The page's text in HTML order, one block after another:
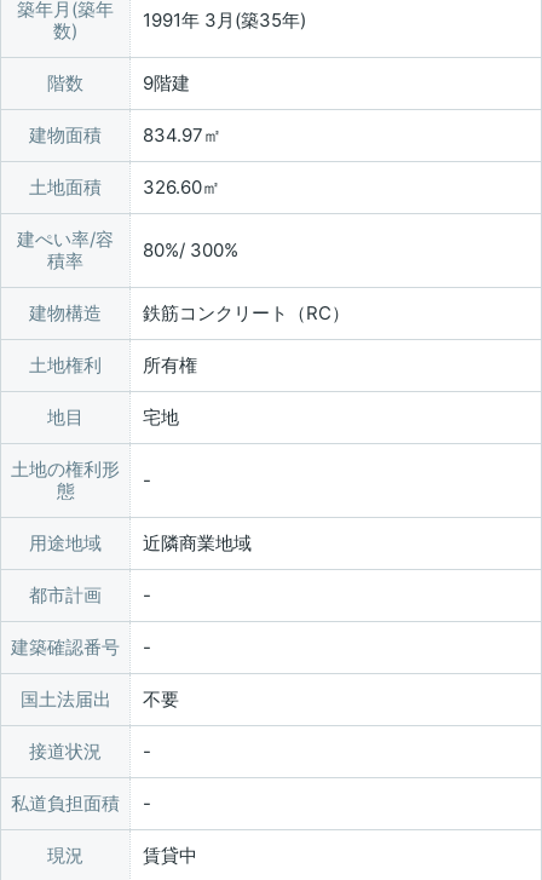
築年月(築年
数)
1991年 3月(築35年)
階数 9階建
建物面積 834.97㎡
土地面積 326.60㎡
建ぺい率/容
積率
80%/ 300%
建物構造 鉄筋コンクリート（RC）
土地権利 所有権
地目 宅地
土地の権利形
態
用途地域 近隣商業地域
都市計画
建築確認番号
国土法届出 不要
接道状況
私道負担面積
現況 賃貸中